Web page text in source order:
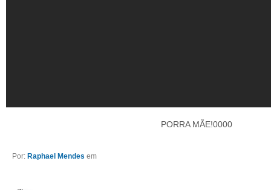
PORRA MÃE!0000
Por: Raphael Mendes em